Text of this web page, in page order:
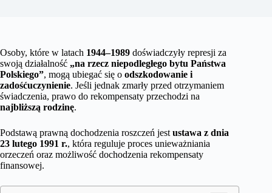
Osoby, które w latach 1944–1989 doświadczyły represji za
swoją działalność „na rzecz niepodległego bytu Państwa
Polskiego”, mogą ubiegać się o odszkodowanie i
zadośćuczynienie. Jeśli jednak zmarły przed otrzymaniem
świadczenia, prawo do rekompensaty przechodzi na
najbliższą rodzinę.
Podstawą prawną dochodzenia roszczeń jest ustawa z dnia
23 lutego 1991 r., która reguluje proces unieważniania
orzeczeń oraz możliwość dochodzenia rekompensaty
finansowej.